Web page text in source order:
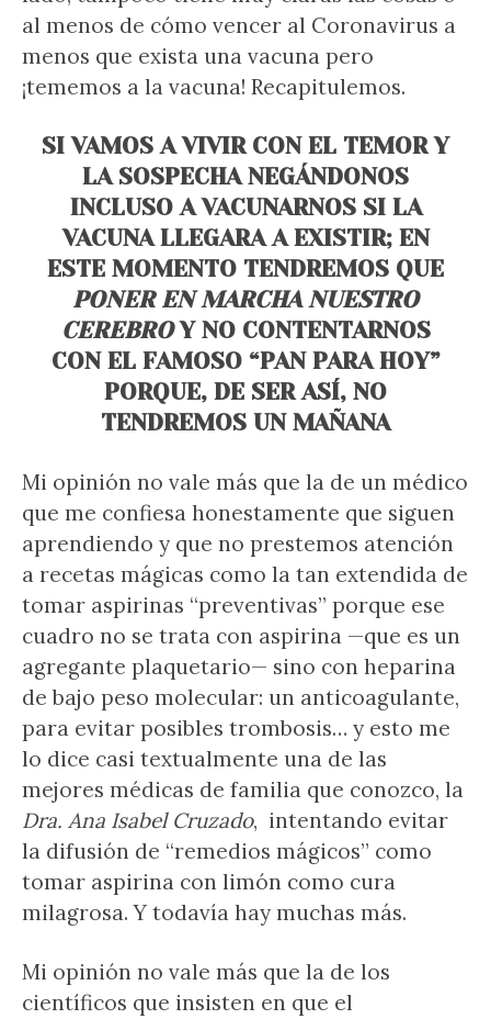
al menos de cómo vencer al Coronavirus a
menos que exista una vacuna pero
¡tememos a la vacuna! Recapitulemos.
SI VAMOS A VIVIR CON EL TEMOR Y
LA SOSPECHA NEGÁNDONOS
INCLUSO A VACUNARNOS SI LA
VACUNA LLEGARA A EXISTIR; EN
ESTE MOMENTO TENDREMOS QUE
PONER EN MARCHA NUESTRO
CEREBROY NO CONTENTARNOS
CON EL FAMOSO “PAN PARA HOY”
PORQUE, DE SER ASÍ, NO
TENDREMOS UN MAÑANA
Mi opinión no vale más que la de un médico
que me confiesa honestamente que siguen
aprendiendo y que no prestemos atención
a recetas mágicas como la tan extendida de
tomar aspirinas “preventivas” porque ese
cuadro no se trata con aspirina —que es un
agregante plaquetario— sino con heparina
de bajo peso molecular: un anticoagulante,
para evitar posibles trombosis… y esto me
lo dice casi textualmente una de las
mejores médicas de familia que conozco, la
Dra. Ana Isabel Cruzado, intentando evitar
la difusión de “remedios mágicos” como
tomar aspirina con limón como cura
milagrosa. Y todavía hay muchas más.
Mi opinión no vale más que la de los
científicos que insisten en que el